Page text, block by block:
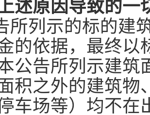
述原因导致的一
所列示的标的建
的依据，最终以
公告所列示建筑
积之外的建筑物
车场等）均不在